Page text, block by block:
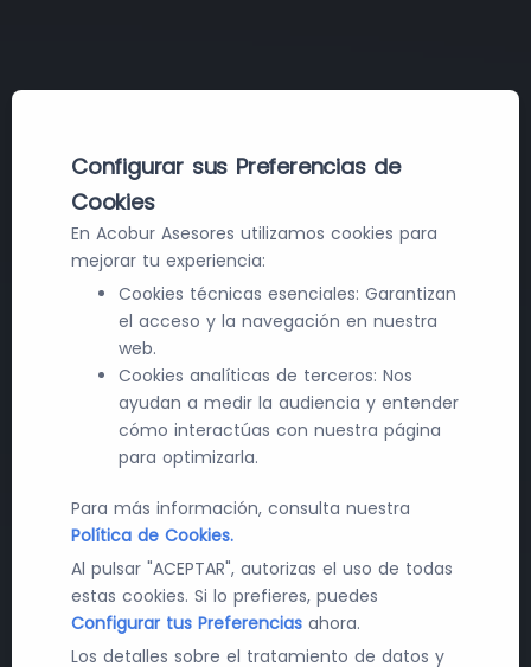
Últimas Noticias en Farma y
Tecnología
Configurar sus Preferencias de
Cookies
En Acobur Asesores utilizamos cookies para
mejorar tu experiencia:
Cookies técnicas esenciales: Garantizan
el acceso y la navegación en nuestra
web.
Cookies analíticas de terceros: Nos
ayudan a medir la audiencia y entender
cómo interactúas con nuestra página
para optimizarla.
Para más información, consulta nuestra
Política de Cookies.
Al pulsar "ACEPTAR", autorizas el uso de todas
estas cookies. Si lo prefieres, puedes
Configurar tus Preferencias ahora.
Los detalles sobre el tratamiento de datos y